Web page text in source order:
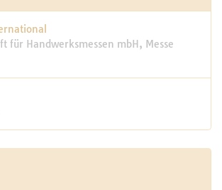
für Handwerksmessen mbH, Messe